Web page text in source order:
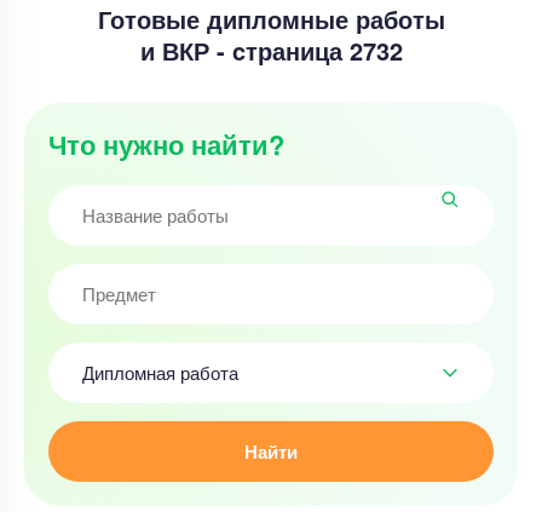
Готовые дипломные работы
и ВКР - cтраница 2732
Что нужно найти?
Дипломная работа
Найти